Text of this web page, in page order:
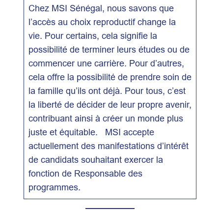
Chez MSI Sénégal, nous savons que
l’accès au choix reproductif change la
vie. Pour certains, cela signifie la
possibilité de terminer leurs études ou de
commencer une carrière. Pour d’autres,
cela offre la possibilité de prendre soin de
la famille qu’ils ont déjà. Pour tous, c’est
la liberté de décider de leur propre avenir,
contribuant ainsi à créer un monde plus
juste et équitable. MSI accepte
actuellement des manifestations d’intérêt
de candidats souhaitant exercer la
fonction de Responsable des
programmes.